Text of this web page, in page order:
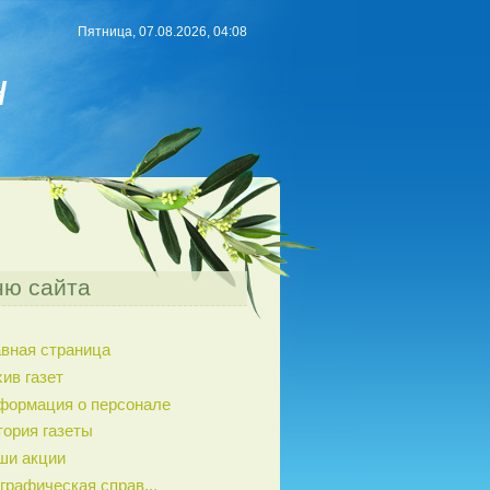
Пятница, 07.08.2026, 04:08
сайта
страница
газет
о персонале
газеты
акции
справ...